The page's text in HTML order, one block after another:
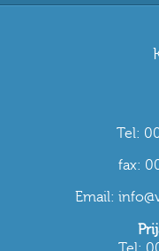
Tel:
fax:
Email: